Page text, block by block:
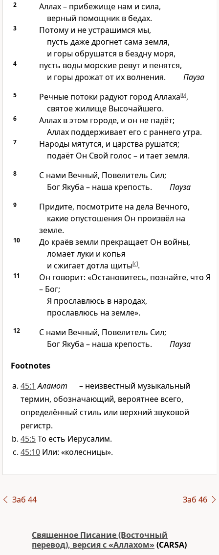
2
Аллах – прибежище нам и сила,
верный помощник в бедах.
3
Потому и не устрашимся мы,
пусть даже дрогнет сама земля,
и горы обрушатся в бездну моря,
4
пусть воды морские ревут и пенятся,
и горы дрожат от их волнения.
Пауза
5 Речные потоки радуют город Аллаха[b],
святое жилище Высочайшего.
6
Аллах в этом городе, и он не падёт;
Аллах поддерживает его с раннего утра.
7
Народы мятутся, и царства рушатся;
подаёт Он Свой голос – и тает земля.
8
С нами Вечный, Повелитель Сил;
Бог Якуба – наша крепость.
Пауза
9
Придите, посмотрите на дела Вечного,
какие опустошения Он произвёл на
земле.
10
До краёв земли прекращает Он войны,
ломает луки и копья
и сжигает дотла щиты[c].
11
Он говорит: «Остановитесь, познайте, что Я
– Бог;
Я прославлюсь в народах,
прославлюсь на земле».
12
С нами Вечный, Повелитель Сил;
Бог Якуба – наша крепость.
Пауза
Footnotes
45:1 Аламот – неизвестный музыкальный
термин, обозначающий, вероятнее всего,
определённый стиль или верхний звуковой
регистр.
45:5То есть Иерусалим.
45:10 Или: «колесницы».
Заб 44 Заб 46
Священное Писание (Восточный
перевод), версия с «Аллахом» (CARSA)